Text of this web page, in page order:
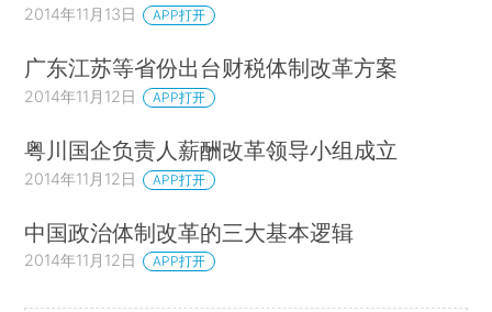
2014年11月13日 APP打开
广东江苏等省份出台财税体制改革方案
2014年11月12日 APP打开
粤川国企负责人薪酬改革领导小组成立
2014年11月12日 APP打开
中国政治体制改革的三大基本逻辑
2014年11月12日 APP打开